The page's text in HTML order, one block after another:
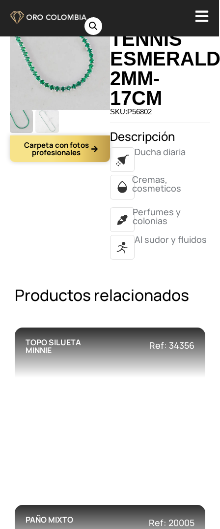
Carpeta con fotos
profesionales
PULSERA
TENNIS
2MM-
17CM
SKU:P56802
Descripción
Ducha diaria
Cremas,
cosmeticos
Perfumes y
colonias
Al sudor y fluidos
Productos relacionados
TOPO SILUETA
MINNIE Ref: 34356
PAÑO MIXTO Ref: 20005